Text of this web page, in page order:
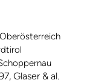
Glaser & al.